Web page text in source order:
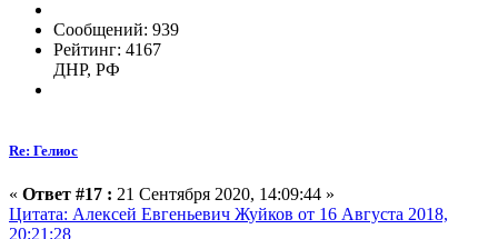
Сообщений: 939
Рейтинг: 4167
ДНР, РФ
Re: Гелиос
« Ответ #17 : 21 Сентября 2020, 14:09:44 »
Цитата: Алексей Евгеньевич Жуйков от 16 Августа 2018,
20:21:28